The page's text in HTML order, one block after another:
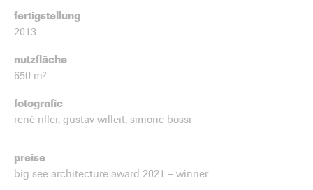
fertigstellung
2013
nutzfläche
650 m²
fotografie
renè riller, gustav willeit, simone bossi
preise
big see architecture award 2021 – winner